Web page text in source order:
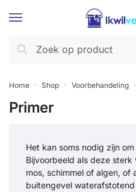
Zoeken
naar:
Zoeken
Home » Shop » Voorbehandeling »
Primer
Het kan soms nodig zijn
Bijvoorbeeld als deze
mos, schimmel of algen, of
buitengevel